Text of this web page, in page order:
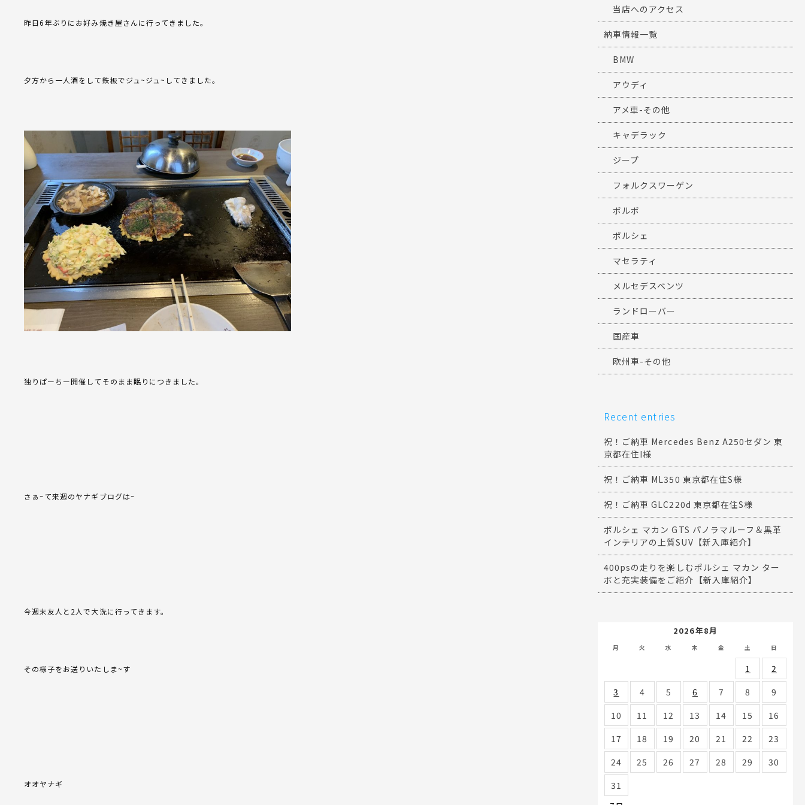
昨日6年ぶりにお好み焼き屋さんに行ってきました。
夕方から一人酒をして鉄板でジュ~ジュ~してきました。
独りぱーちー開催してそのまま眠りにつきました。
さぁ~て来週のヤナギブログは~
今週末友人と2人で大洗に行ってきます。
その様子をお送りいたしま~す
オオヤナギ
当店へのアクセス
納車情報一覧
BMW
アウディ
アメ車-その他
キャデラック
ジープ
フォルクスワーゲン
ボルボ
ポルシェ
マセラティ
メルセデスベンツ
ランドローバー
国産車
欧州車-その他
Recent entries
祝！ご納車 Mercedes Benz A250セダン 東
京都在住I様
祝！ご納車 ML350 東京都在住S様
祝！ご納車 GLC220d 東京都在住S様
ポルシェ マカン GTS パノラマルーフ＆黒革
インテリアの上質SUV【新入庫紹介】
400psの走りを楽しむポルシェ マカン ター
ボと充実装備をご紹介【新入庫紹介】
2026年8月
月 火 水 木 金 土 日
1
2
3
4 5 6 7 8
9
10
11 12 13 14 15
16
17
18 19 20 21 22
23
24
25 26 27 28 29
30
31